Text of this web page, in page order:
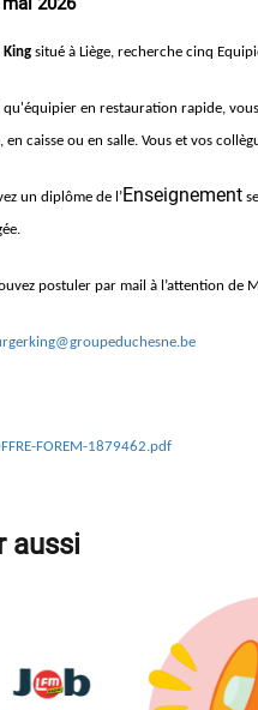
King situé à Liège, recherche cinq
qu'équipier en restauration rapide,
en caisse ou en salle. Vous et vos
un diplôme de l’Enseignement
postuler par mail à l’attention de
FOREM-1879462.pdf
aussi